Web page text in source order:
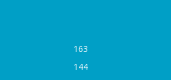
163
144